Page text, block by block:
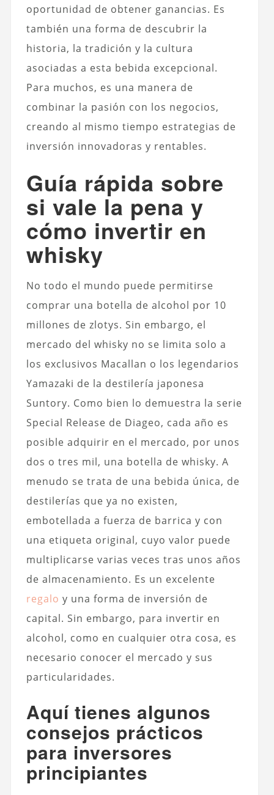
oportunidad de obtener ganancias. Es
también una forma de descubrir la
historia, la tradición y la cultura
asociadas a esta bebida excepcional.
Para muchos, es una manera de
combinar la pasión con los negocios,
creando al mismo tiempo estrategias de
inversión innovadoras y rentables.
Guía rápida sobre
si vale la pena y
cómo invertir en
whisky
No todo el mundo puede permitirse
comprar una botella de alcohol por 10
millones de zlotys. Sin embargo, el
mercado del whisky no se limita solo a
los exclusivos Macallan o los legendarios
Yamazaki de la destilería japonesa
Suntory. Como bien lo demuestra la serie
Special Release de Diageo, cada año es
posible adquirir en el mercado, por unos
dos o tres mil, una botella de whisky. A
menudo se trata de una bebida única, de
destilerías que ya no existen,
embotellada a fuerza de barrica y con
una etiqueta original, cuyo valor puede
multiplicarse varias veces tras unos años
de almacenamiento. Es un excelente
regalo y una forma de inversión de
capital. Sin embargo, para invertir en
alcohol, como en cualquier otra cosa, es
necesario conocer el mercado y sus
particularidades.
Aquí tienes algunos
consejos prácticos
para inversores
principiantes